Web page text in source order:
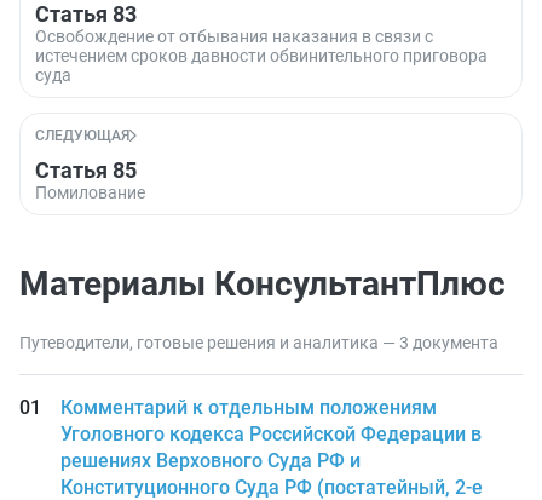
Статья 83
Освобождение от отбывания наказания в связи с
истечением сроков давности обвинительного приговора
суда
СЛЕДУЮЩАЯ
Статья 85
Помилование
Материалы КонсультантПлюс
Путеводители, готовые решения и аналитика — 3 документа
Комментарий к отдельным положениям
Уголовного кодекса Российской Федерации в
решениях Верховного Суда РФ и
Конституционного Суда РФ (постатейный, 2-е